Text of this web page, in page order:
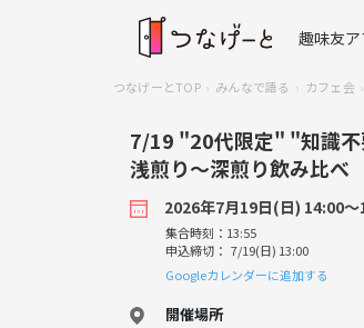
趣味友ア
つなげーとTOP みんなで語る カフェ会
7/19 "20代限定" "知識不
浅煎り〜深煎り飲み比べ
2026年7月19日(日) 14:00
集合時刻：13:55
申込締切： 7/19(日) 13:00
Googleカレンダーに追加する
開催場所